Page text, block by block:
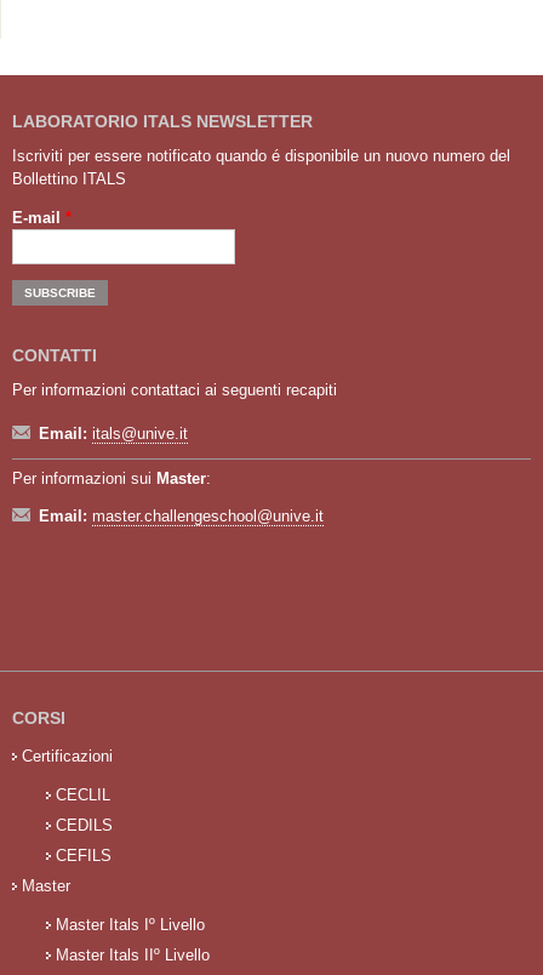
LABORATORIO ITALS NEWSLETTER
Iscriviti per essere notificato quando é disponibile un nuovo numero del
Bollettino ITALS
E-mail *
CONTATTI
Per informazioni contattaci ai seguenti recapiti
Email: itals@unive.it
Per informazioni sui Master:
Email: master.challengeschool@unive.it
CORSI
Certificazioni
CECLIL
CEDILS
CEFILS
Master
Master Itals Iº Livello
Master Itals IIº Livello